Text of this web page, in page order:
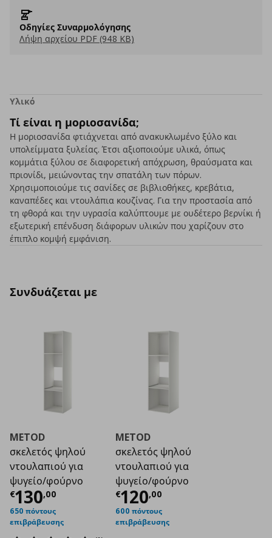
Οδηγίες Συναρμολόγησης
Λήψη αρχείου PDF (948 KB)
Υλικό
Τί είναι η μοριοσανίδα;
Η μοριοσανίδα φτιάχνεται από ανακυκλωμένο ξύλο και
υπολείμματα ξυλείας. Έτσι αξιοποιούμε υλικά, όπως
κομμάτια ξύλου σε διαφορετική απόχρωση, θραύσματα και
πριονίδι, μειώνοντας την σπατάλη των πόρων.
Χρησιμοποιούμε τις σανίδες σε βιβλιοθήκες, κρεβάτια,
καναπέδες και ντουλάπια κουζίνας. Για την προστασία από
τη φθορά και την υγρασία καλύπτουμε με ουδέτερο βερνίκι ή
εξωτερική επένδυση διάφορων υλικών που χαρίζουν στο
έπιπλο κομψή εμφάνιση.
Συνδυάζεται με
METOD
σκελετός ψηλού
ντουλαπιού για
ψυγείο/φούρνο
€130,00
Τρέχουσα τιμή€ 130,00
650 πόντους
επιβράβευσης
METOD
σκελετός ψηλού
ντουλαπιού για
ψυγείο/φούρνο
€120,00
Τρέχουσα τιμή
600 πόντους
επιβράβευσης